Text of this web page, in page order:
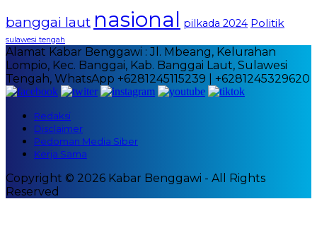
banggai laut nasional pilkada 2024 Politik
sulawesi tengah
Alamat Kabar Benggawi : Jl. Mbeang, Kelurahan
Lompio, Kec. Banggai, Kab. Banggai Laut, Sulawesi
Tengah, WhatsApp +6281245115239 | +6281245329620
Redaksi
Disclaimer
Pedoman Media Siber
Kerja Sama
Copyright © 2026 Kabar Benggawi - All Rights
Reserved